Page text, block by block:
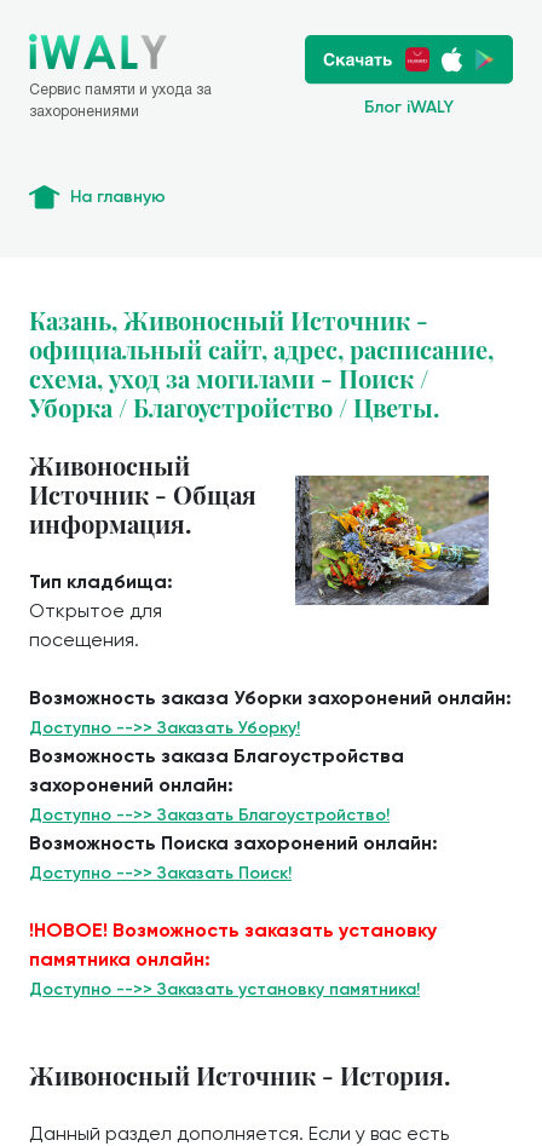
Сервис памяти и ухода за
захоронениями
Блог iWALY
На главную
Казань, Живоносный Источник -
официальный сайт, адрес, расписание,
схема, уход за могилами - Поиск /
Уборка / Благоустройство / Цветы.
Живоносный
Источник - Общая
информация.
Тип кладбища:
Открытое для
посещения.
Возможность заказа Уборки захоронений онлайн:
Доступно -->> Заказать Уборку!
Возможность заказа Благоустройства
захоронений онлайн:
Доступно -->> Заказать Благоустройство!
Возможность Поиска захоронений онлайн:
Доступно -->> Заказать Поиск!
!НОВОЕ! Возможность заказать установку
памятника онлайн:
Доступно -->> Заказать установку памятника!
Живоносный Источник - История.
Данный раздел дополняется. Если у вас есть